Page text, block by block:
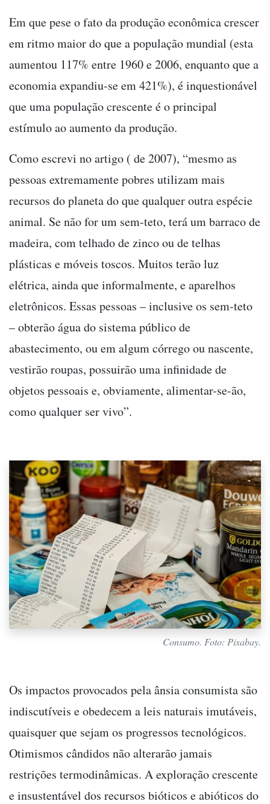
Em que pese o fato da produção econômica crescer
em ritmo maior do que a população mundial (esta
aumentou 117% entre 1960 e 2006, enquanto que a
economia expandiu-se em 421%), é inquestionável
que uma população crescente é o principal
estímulo ao aumento da produção.
Como escrevi no artigo ( de 2007), “mesmo as
pessoas extremamente pobres utilizam mais
recursos do planeta do que qualquer outra espécie
animal. Se não for um sem-teto, terá um barraco de
madeira, com telhado de zinco ou de telhas
plásticas e móveis toscos. Muitos terão luz
elétrica, ainda que informalmente, e aparelhos
eletrônicos. Essas pessoas – inclusive os sem-teto
– obterão água do sistema público de
abastecimento, ou em algum córrego ou nascente,
vestirão roupas, possuirão uma infinidade de
objetos pessoais e, obviamente, alimentar-se-ão,
como qualquer ser vivo”.
Consumo. Foto: Pixabay.
Os impactos provocados pela ânsia consumista são
indiscutíveis e obedecem a leis naturais imutáveis,
quaisquer que sejam os progressos tecnológicos.
Otimismos cândidos não alterarão jamais
restrições termodinâmicas. A exploração crescente
e insustentável dos recursos bióticos e abióticos do